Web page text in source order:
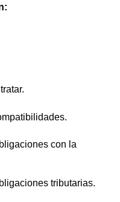
con la
tributarias.